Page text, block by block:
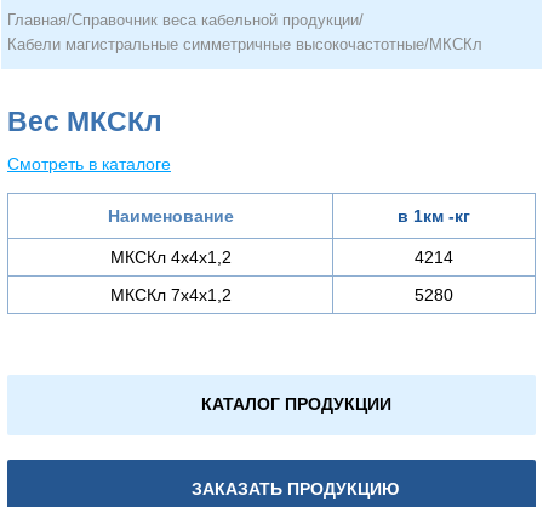
Главная/Справочник веса кабельной продукции/
Кабели магистральные симметричные высокочастотные/МКСКл
Вес МКСКл
Смотреть в каталоге
Наименование в 1км -кг
МКСКл 4х4х1,2
4214
МКСКл 7х4х1,2
5280
КАТАЛОГ ПРОДУКЦИИ
ЗАКАЗАТЬ ПРОДУКЦИЮ